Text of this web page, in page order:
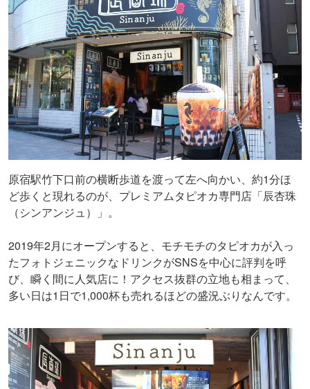
原宿駅竹下口前の横断歩道を渡って左へ向かい、約1分ほ
ど歩くと現れるのが、プレミアムタピオカ専門店「辰杏珠
（シンアンジュ）」。
2019年2月にオープンすると、モチモチのタピオカが入っ
たフォトジェニックなドリンクがSNSを中心に評判を呼
び、瞬く間に人気店に！アクセス抜群の立地も相まって、
多い日は1日で1,000杯も売れるほどの盛況ぶりなんです。